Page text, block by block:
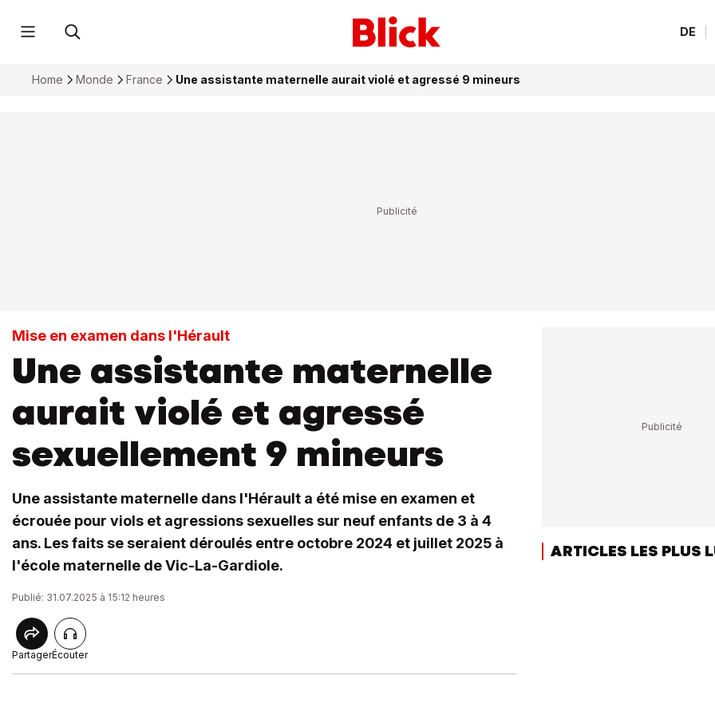
DE
Home Monde France Une assistante maternelle aurait violé et agressé 9 mineurs
Mise en examen dans l'Hérault
Une assistante maternelle
aurait violé et agressé
sexuellement 9 mineurs
Une assistante maternelle dans l'Hérault a été mise en examen et
écrouée pour viols et agressions sexuelles sur neuf enfants de 3 à 4
ans. Les faits se seraient déroulés entre octobre 2024 et juillet 2025 à
l'école maternelle de Vic-La-Gardiole.
Publié: 31.07.2025 à 15:12 heures
PartagerÉcouter
ARTICLES LES PLUS